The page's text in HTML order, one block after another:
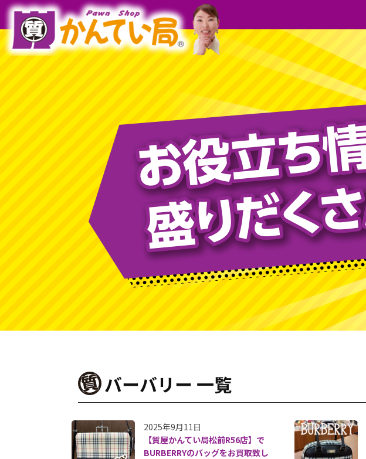
バーバリー 一覧
2025年9月11日
【質屋かんてい局松前R56店】で
BURBERRYのバッグをお買取致し